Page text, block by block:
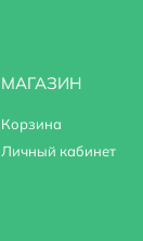
МАГАЗИН
Корзина
Личный кабинет